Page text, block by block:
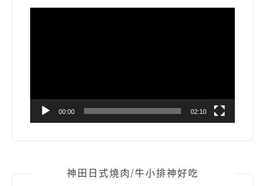
00:00 02:10
神田日式燒肉/牛小排神好吃